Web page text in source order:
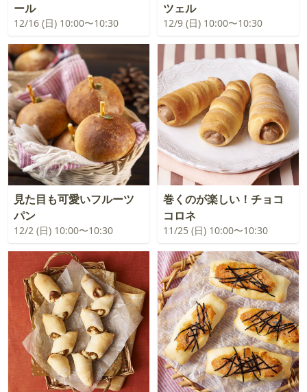
ール
12/16 (日) 10:00〜10:30
ツェル
12/9 (日) 10:00〜10:30
見た目も可愛いフルーツ
パン
12/2 (日) 10:00〜10:30
巻くのが楽しい！チョコ
コロネ
11/25 (日) 10:00〜10:30